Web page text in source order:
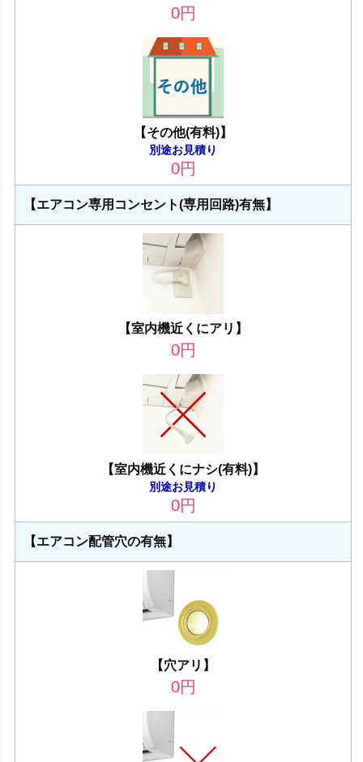
0円
【その他(有料)】
別途お見積り
0円
【エアコン専用コンセント(専用回路)有無】
【室内機近くにアリ】
0円
【室内機近くにナシ(有料)】
別途お見積り
0円
【エアコン配管穴の有無】
【穴アリ】
0円